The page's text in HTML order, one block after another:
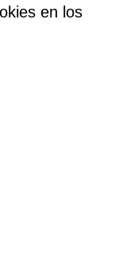
en los